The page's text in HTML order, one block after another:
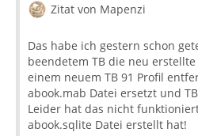
Zitat von Mapenzi
Das habe ich gestern schon
beendetem TB die neu
einem neuem TB 91 Profil
abook.mab Datei ersetzt und
Leider hat das nicht
abook.sqlite Datei erstellt hat!